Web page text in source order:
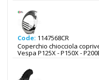
Code: 1147568CR
Coperchio chiocciola
Vespa P125X - P150X -